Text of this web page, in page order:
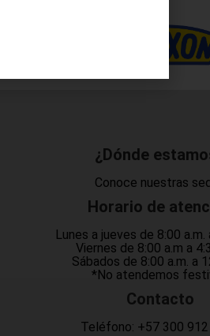
¿Dónde
Conoce nuestras
Horario de
Lunes a jueves de 8:00 a.m.
Viernes de 8:00 a.m a
Sábados de 8:00 a.m. a
*No atendemos
Contacto
Teléfono: +57 300 912